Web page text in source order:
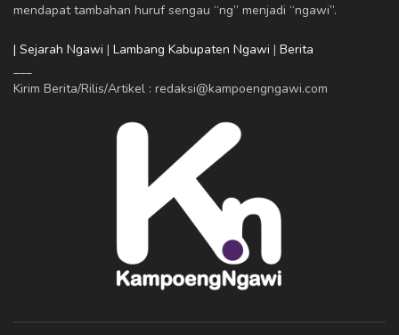
mendapat tambahan huruf sengau “ng” menjadi “ngawi”.
| Sejarah Ngawi | Lambang Kabupaten Ngawi | Berita
Kirim Berita/Rilis/Artikel : redaksi@kampoengngawi.com